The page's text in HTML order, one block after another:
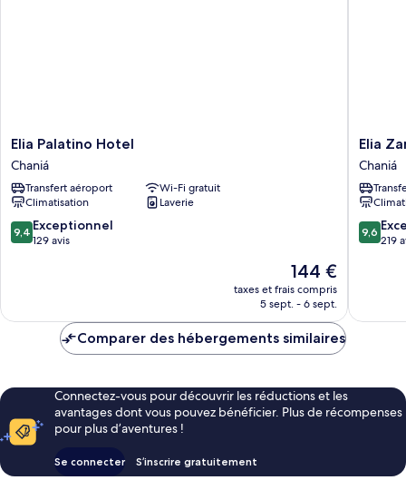
Elia
Palatino
Hotel
Chaniá
Elia Palatino Hotel
Chaniá
Transfert aéroport
Wi-Fi gratuit
Climatisation
Laverie
9.4
sur
9,4 Exceptionnel
129 avis
Le
nouveau
prix
de
144 €
taxes et frais compris
5 sept. - 6 sept.
Elia
Hotel
-
Adults
Only
Chaniá
Elia
Chaniá
9.6
sur
9,6
219
Comparer des hébergements similaires
Connectez-vous pour découvrir les réductions et les
avantages dont vous pouvez bénéficier. Plus de récompenses
pour plus d’aventures !
Se connecter S’inscrire gratuitement